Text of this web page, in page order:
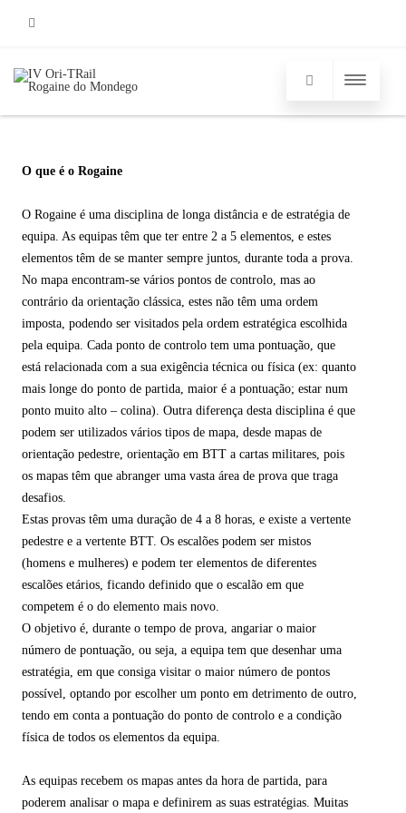
Facebook
O que é o Rogaine
O Rogaine é uma disciplina de longa distância e de estratégia de
equipa. As equipas têm que ter entre 2 a 5 elementos, e estes
elementos têm de se manter sempre juntos, durante toda a prova.
No mapa encontram-se vários pontos de controlo, mas ao
contrário da orientação clássica, estes não têm uma ordem
imposta, podendo ser visitados pela ordem estratégica escolhida
pela equipa. Cada ponto de controlo tem uma pontuação, que
está relacionada com a sua exigência técnica ou física (ex: quanto
mais longe do ponto de partida, maior é a pontuação; estar num
ponto muito alto – colina). Outra diferença desta disciplina é que
podem ser utilizados vários tipos de mapa, desde mapas de
orientação pedestre, orientação em BTT a cartas militares, pois
os mapas têm que abranger uma vasta área de prova que traga
desafios.
Estas provas têm uma duração de 4 a 8 horas, e existe a vertente
pedestre e a vertente BTT. Os escalões podem ser mistos
(homens e mulheres) e podem ter elementos de diferentes
escalões etários, ficando definido que o escalão em que
competem é o do elemento mais novo.
O objetivo é, durante o tempo de prova, angariar o maior
número de pontuação, ou seja, a equipa tem que desenhar uma
estratégia, em que consiga visitar o maior número de pontos
possível, optando por escolher um ponto em detrimento de outro,
tendo em conta a pontuação do ponto de controlo e a condição
física de todos os elementos da equipa.
As equipas recebem os mapas antes da hora de partida, para
poderem analisar o mapa e definirem as suas estratégias. Muitas